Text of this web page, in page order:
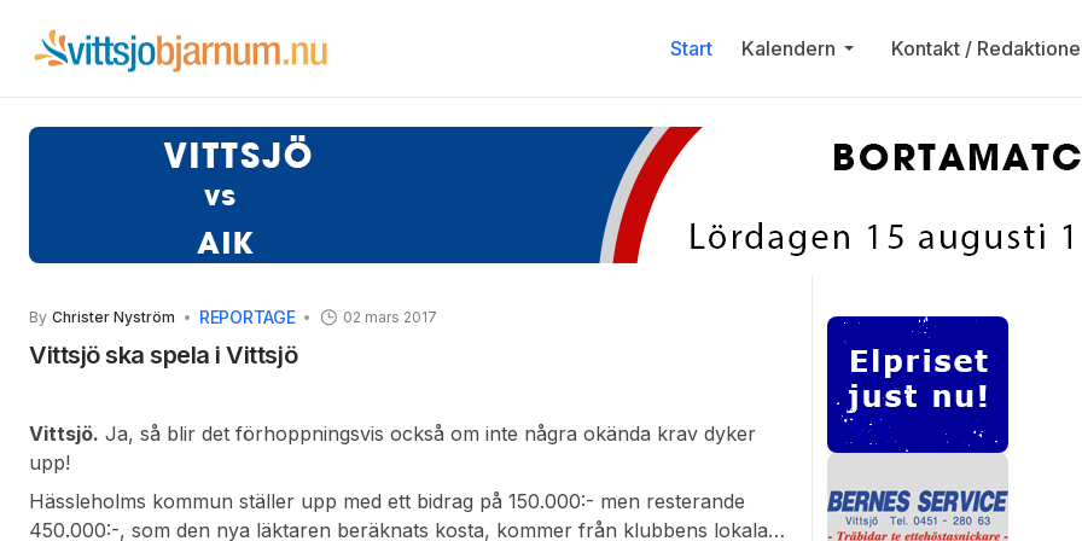
Start Kalendern Kontakt /
By Christer Nyström REPORTAGE 02 mars 2017
Vittsjö ska spela i Vittsjö
Vittsjö. Ja, så blir det förhoppningsvis också om inte några okända krav dyker
upp!
Hässleholms kommun ställer upp med ett bidrag på 150.000:- men resterande
450.000:-, som den nya läktaren beräknats kosta, kommer från klubbens lokala